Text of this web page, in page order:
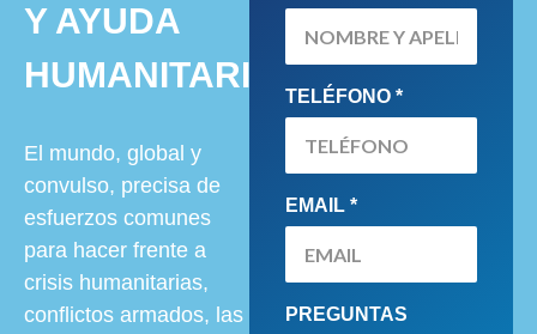
Y AYUDA
HUMANITARIA
El mundo, global y
convulso, precisa de
esfuerzos comunes
para hacer frente a
crisis humanitarias,
conflictos armados, las
TELÉFONO *
EMAIL *
PREGUNTAS